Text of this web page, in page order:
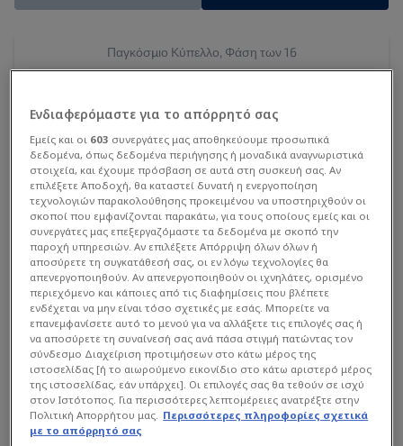
Πέναλτι - γκολ ( 0 : 1 )
Juan Quintero
119'
Αλλαγή εκτός
Jhon Lucumi
119'
Αλλαγή εντός
Yerry Mina
105'
Κίτρινη κάρτα
Miro Muheim
103'
Αλλαγή εκτός
Fabian Rieder
103'
Αλλαγή εντός
Zeki Amdouni
95'
Κίτρινη κάρτα
Davinson Sanchez
Παγκόσμιο Κύπελλο, Φάση των 16
ΠΕΝ 4:3
Εντός Εκτός
11
NDOYE
7
EMBOLO
22
RIEDER
14
JASHARI
XHAKA
FREULER
6
ZAKARIA
4
ELVEDI
5
AKANJI
13
RODRIGUEZ
Ενδιαφερόμαστε για το απόρρητό σας
Εμείς και οι 603 συνεργάτες μας αποθηκεύουμε προσωπικά
δεδομένα, όπως δεδομένα περιήγησης ή μοναδικά αναγνωριστικά
στοιχεία, και έχουμε πρόσβαση σε αυτά στη συσκευή σας. Αν
επιλέξετε Αποδοχή, θα καταστεί δυνατή η ενεργοποίηση
τεχνολογιών παρακολούθησης προκειμένου να υποστηριχθούν οι
σκοποί που εμφανίζονται παρακάτω, για τους οποίους εμείς και οι
συνεργάτες μας επεξεργαζόμαστε τα δεδομένα με σκοπό την
παροχή υπηρεσιών. Αν επιλέξετε Απόρριψη όλων όλων ή
αποσύρετε τη συγκατάθεσή σας, οι εν λόγω τεχνολογίες θα
απενεργοποιηθούν. Αν απενεργοποιηθούν οι ιχνηλάτες, ορισμένο
περιεχόμενο και κάποιες από τις διαφημίσεις που βλέπετε
ενδέχεται να μην είναι τόσο σχετικές με εσάς. Μπορείτε να
επανεμφανίσετε αυτό το μενού για να αλλάξετε τις επιλογές σας ή
να αποσύρετε τη συναίνεσή σας ανά πάσα στιγμή πατώντας τον
σύνδεσμο Διαχείριση προτιμήσεων στο κάτω μέρος της
ιστοσελίδας [ή το αιωρούμενο εικονίδιο στο κάτω αριστερό μέρος
της ιστοσελίδας, εάν υπάρχει]. Οι επιλογές σας θα τεθούν σε ισχύ
στον Ιστότοπος. Για περισσότερες λεπτομέρειες ανατρέξτε στην
Πολιτική Απορρήτου μας. Περισσότερες πληροφορίες σχετικά
με το απόρρητό σας